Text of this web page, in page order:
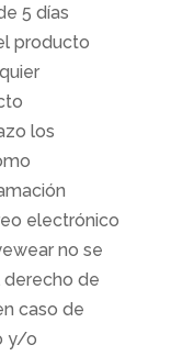
5 días
producto
los
electrónico
no se
derecho de
caso de
y/o